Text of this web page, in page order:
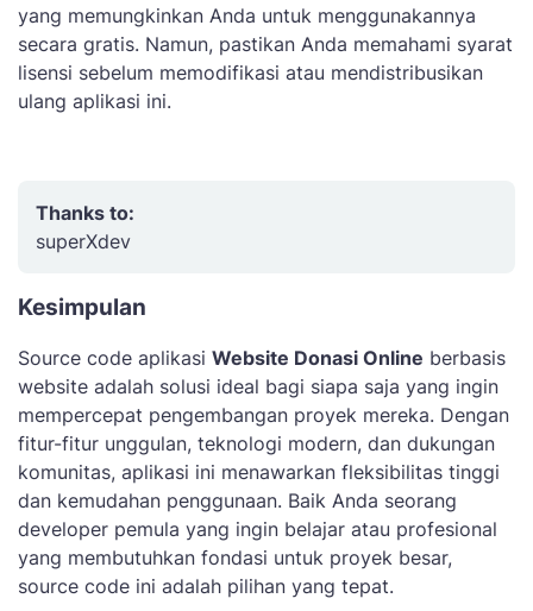
yang memungkinkan Anda untuk menggunakannya
secara gratis. Namun, pastikan Anda memahami syarat
lisensi sebelum memodifikasi atau mendistribusikan
ulang aplikasi ini.
Thanks to:
superXdev
Kesimpulan
Source code aplikasi Website Donasi Online berbasis
website adalah solusi ideal bagi siapa saja yang ingin
mempercepat pengembangan proyek mereka. Dengan
fitur-fitur unggulan, teknologi modern, dan dukungan
komunitas, aplikasi ini menawarkan fleksibilitas tinggi
dan kemudahan penggunaan. Baik Anda seorang
developer pemula yang ingin belajar atau profesional
yang membutuhkan fondasi untuk proyek besar,
source code ini adalah pilihan yang tepat.